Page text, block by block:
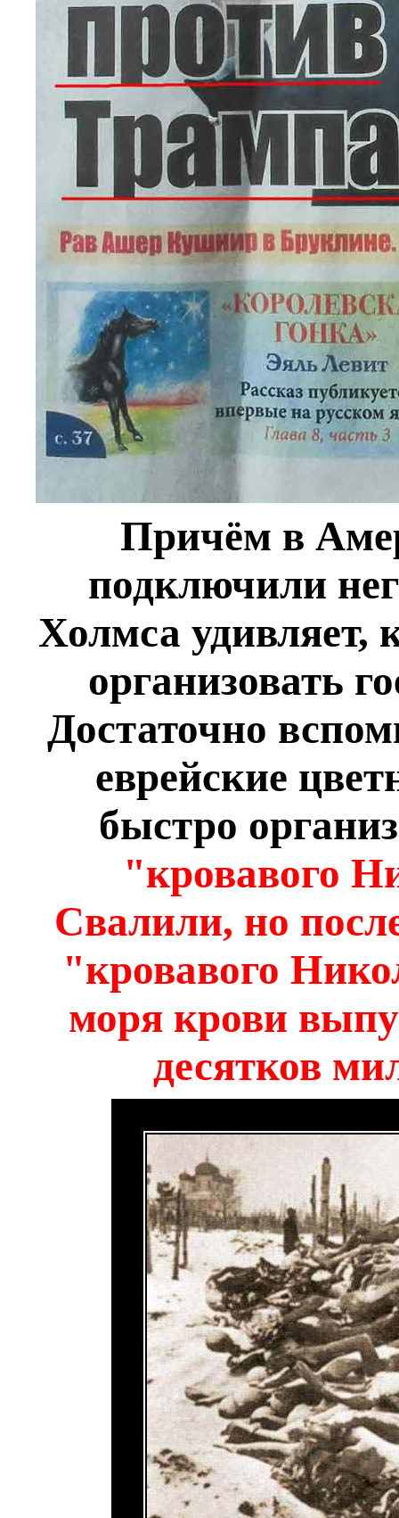
Причём в
подключили
Холмса удивляет,
организовать
Достаточно
еврейские
быстро
"кровавого
Свалили, но
"кровавого
моря крови
десятков